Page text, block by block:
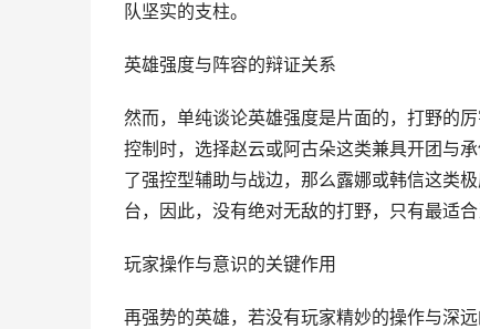
队坚实的支柱。
英雄强度与阵容的辩证关系
然而，单纯谈论英雄强度是片面的，打野的
控制时，选择赵云或阿古朵这类兼具开团与
了强控型辅助与战边，那么露娜或韩信这类
台，因此，没有绝对无敌的打野，只有最适
玩家操作与意识的关键作用
再强势的英雄，若没有玩家精妙的操作与深